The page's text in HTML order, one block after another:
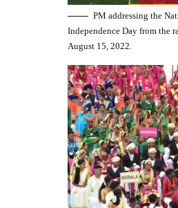
PM addressing the
Independence Day from the
August 15, 2022.